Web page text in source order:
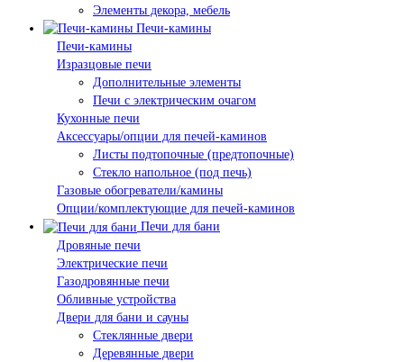
Элементы декора, мебель
Печи-камины
Печи-камины
Изразцовые печи
Дополнительные элементы
Печи с электрическим очагом
Кухонные печи
Аксессуары/опции для печей-каминов
Листы подтопочные (предтопочные)
Стекло напольное (под печь)
Газовые обогреватели/камины
Опции/комплектующие для печей-каминов
Печи для бани
Дровяные печи
Электрические печи
Газодровянные печи
Обливные устройства
Двери для бани и сауны
Стеклянные двери
Деревянные двери